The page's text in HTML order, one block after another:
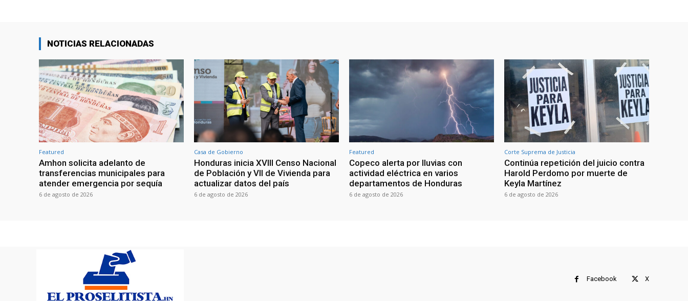
NOTICIAS RELACIONADAS
Featured
Amhon solicita adelanto de
transferencias municipales para
atender emergencia por sequía
6 de agosto de 2026
Casa de Gobierno
Honduras inicia XVIII Censo Nacional
de Población y VII de Vivienda para
actualizar datos del país
6 de agosto de 2026
Featured
Copeco alerta por lluvias con
actividad eléctrica en varios
departamentos de Honduras
6 de agosto de 2026
Corte Suprema de Justicia
Continúa repetición del juicio contra
Harold Perdomo por muerte de
Keyla Martínez
6 de agosto de 2026
Facebook X